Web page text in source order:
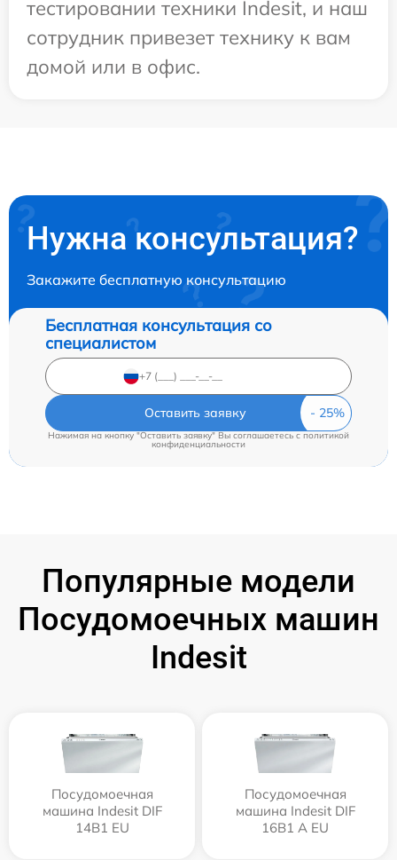
тестировании техники Indesit, и наш
сотрудник привезет технику к вам
домой или в офис.
Нужна консультация?
Закажите бесплатную консультацию
Бесплатная консультация со
специалистом
Оставить заявку
Нажимая на кнопку "Оставить заявку" Вы соглашаетесь cполитикой
конфиденциальности
Популярные модели
Посудомоечных машин
Indesit
Посудомоечная
машина Indesit DIF
14B1 EU
Посудомоечная
машина Indesit DIF
16B1 A EU